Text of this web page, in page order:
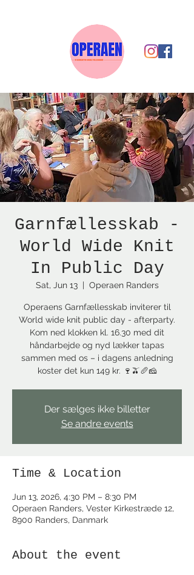
Garnfællesskab -
World Wide Knit
In Public Day
Sat, Jun 13
  |
Operaen Randers
Operaens Garnfællesskab inviterer til
World wide knit public day - afterparty.
Kom ned klokken kl. 16.30 med dit
håndarbejde og nyd lækker tapas
sammen med os – i dagens anledning
koster det kun 149 kr. 🍷🫒🥖🧀
Der sælges ikke billetter
Se andre events
Time & Location
Jun 13, 2026, 4:30 PM – 8:30 PM
Operaen Randers, Vester Kirkestræde 12,
8900 Randers, Danmark
About the event